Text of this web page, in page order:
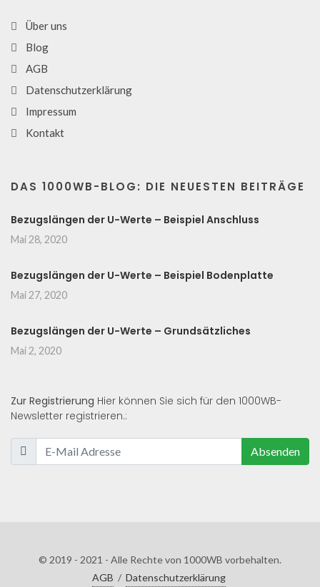
Über uns
Blog
AGB
Datenschutzerklärung
Impressum
Kontakt
DAS 1000WB-BLOG: DIE NEUESTEN BEITRÄGE
Bezugslängen der U-Werte – Beispiel Anschluss
Mai 28, 2020
Bezugslängen der U-Werte – Beispiel Bodenplatte
Mai 27, 2020
Bezugslängen der U-Werte – Grundsätzliches
Mai 2, 2020
Zur Registrierung Hier können Sie sich für den 1000WB-
Newsletter registrieren.:
Absenden
© 2019 - 2021 - Alle Rechte von 1000WB vorbehalten.
AGB / Datenschutzerklärung